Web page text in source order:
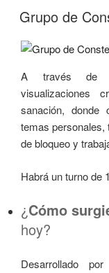
Grupo de
A través de
visualizaciones
sanación, donde
temas
de bloqueo y
Habrá un turno de
¿Cómo
hoy?
Desarrollado